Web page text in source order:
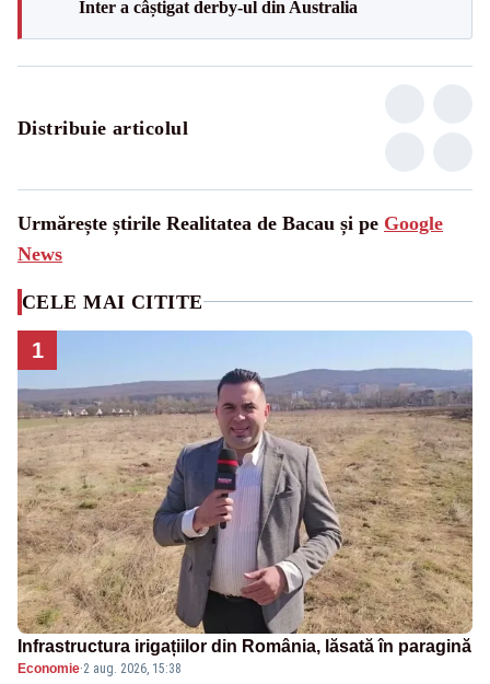
Inter a câștigat derby-ul din Australia
Distribuie articolul
Urmărește știrile Realitatea de Bacau și pe Google
News
CELE MAI CITITE
1
Infrastructura irigațiilor din România, lăsată în paragină
Economie·2 aug. 2026, 15:38